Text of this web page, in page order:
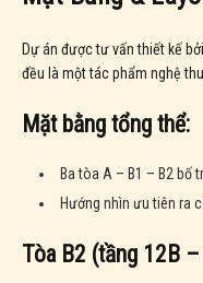
Dự án được tư vấn thiết kế
đều là một tác phẩm nghệ
Mặt bằng tổng thể:
Ba tòa A – B1 – B2 bố
Hướng nhìn ưu tiên ra
Tòa B2 (tầng 12B